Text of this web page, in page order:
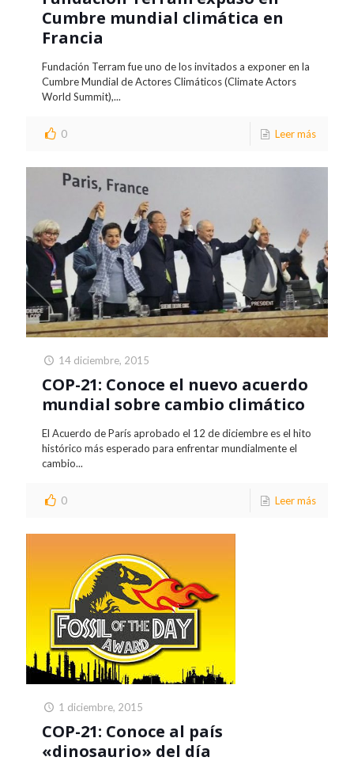
Cumbre mundial climática en
Francia
Fundación Terram fue uno de los invitados a exponer en la
Cumbre Mundial de Actores Climáticos (Climate Actors
World Summit),...
0 Leer más
14 diciembre, 2015
COP-21: Conoce el nuevo acuerdo
mundial sobre cambio climático
El Acuerdo de París aprobado el 12 de diciembre es el hito
histórico más esperado para enfrentar mundialmente el
cambio...
0 Leer más
1 diciembre, 2015
COP-21: Conoce al país
«dinosaurio» del día